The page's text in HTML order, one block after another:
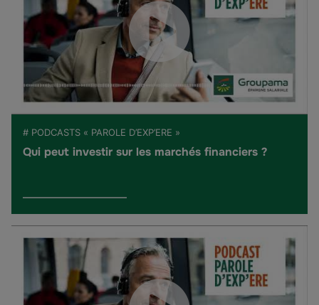
# PODCASTS « PAROLE D’EXP’ERE »
Qui peut investir sur les marchés financiers ?